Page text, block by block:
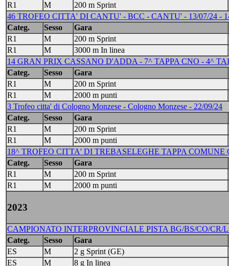
R1
M
200 m Sprint
46 TROFEO CITTA' DI CANTU' - BCC - CANTU' - 13/07/24 -
Categ.
Sesso
Gara
R1
M
200 m Sprint
R1
M
3000 m In linea
14 GRAN PRIX CASSANO D'ADDA - 7^ TAPPA CNO - 4^
Categ.
Sesso
Gara
R1
M
200 m Sprint
R1
M
2000 m punti
3 Trofeo citta' di Cologno Monzese - Cologno Monzese - 22/09/24
Categ.
Sesso
Gara
R1
M
200 m Sprint
R1
M
2000 m punti
18^ TROFEO CITTA' DI TREBASELEGHE TAPPA COMUNE
Categ.
Sesso
Gara
R1
M
200 m Sprint
R1
M 2000 m punti
2023
CAMPIONATO INTERPROVINCIALE PISTA BG/BS/CO/CR/
Categ.
Sesso
Gara
ES
M
2 g Sprint (GE)
ES
M
8 g In linea